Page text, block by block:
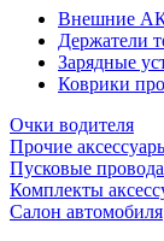
Внешние
Держатели
Зарядные
Коврики
Очки водителя
Прочие
Пусковые провода
Комплекты
Салон автомобиля